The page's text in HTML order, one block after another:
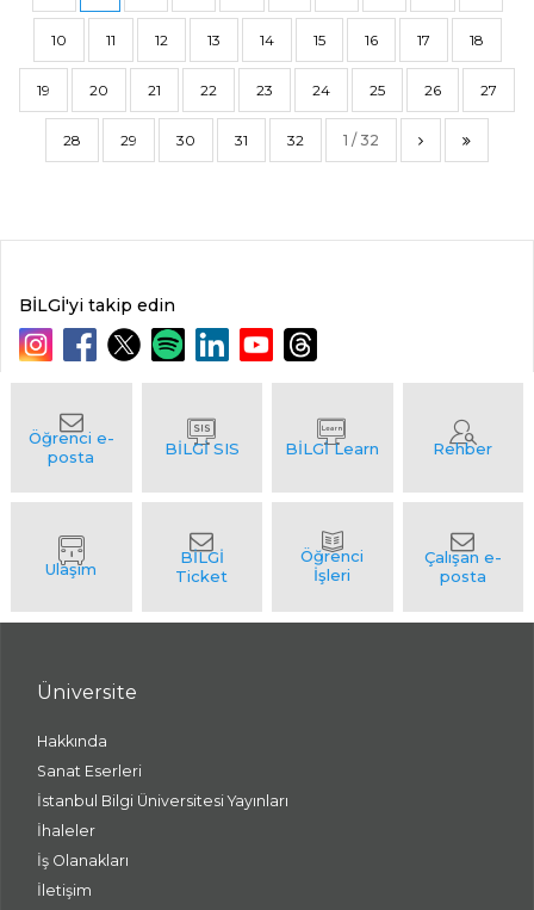
10 11 12 13 14 15 16 17 18
19 20 21 22 23 24 25 26 27
28 29 30 31 32 1 / 32
BİLGİ'yi takip edin
Üniversite
Hakkında
Sanat Eserleri
İstanbul Bilgi Üniversitesi Yayınları
İhaleler
İş Olanakları
İletişim